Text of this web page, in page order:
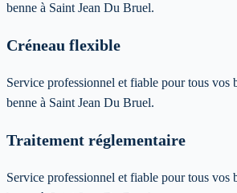
benne à Saint Jean Du Bruel.
Créneau flexible
Service professionnel et fiable pour tous vos
benne à Saint Jean Du Bruel.
Traitement réglementaire
Service professionnel et fiable pour tous vos